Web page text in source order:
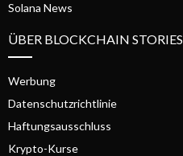
Solana News
ÜBER BLOCKCHAIN STORIES
Werbung
Datenschutzrichtlinie
Haftungsausschluss
Krypto-Kurse